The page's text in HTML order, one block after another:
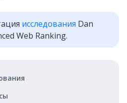
исследования Dan
Web Ranking.